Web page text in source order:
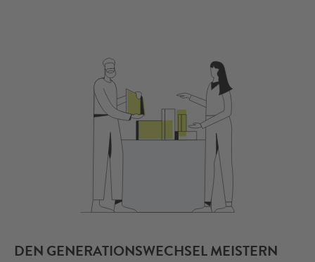
DEN GENERATIONSWECHSEL MEISTERN